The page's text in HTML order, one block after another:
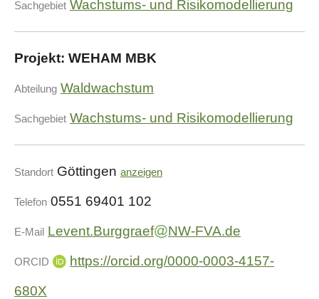
Sachgebiet Wachstums- und Risikomodellierung
Projekt: WEHAM MBK
Abteilung Waldwachstum
Sachgebiet Wachstums- und Risikomodellierung
Standort Göttingen anzeigen
Telefon 0551 69401 102
E-Mail Levent.Burggraef NW-FVA.de
ORCID
https://orcid.org/0000-0003-4157-
680X